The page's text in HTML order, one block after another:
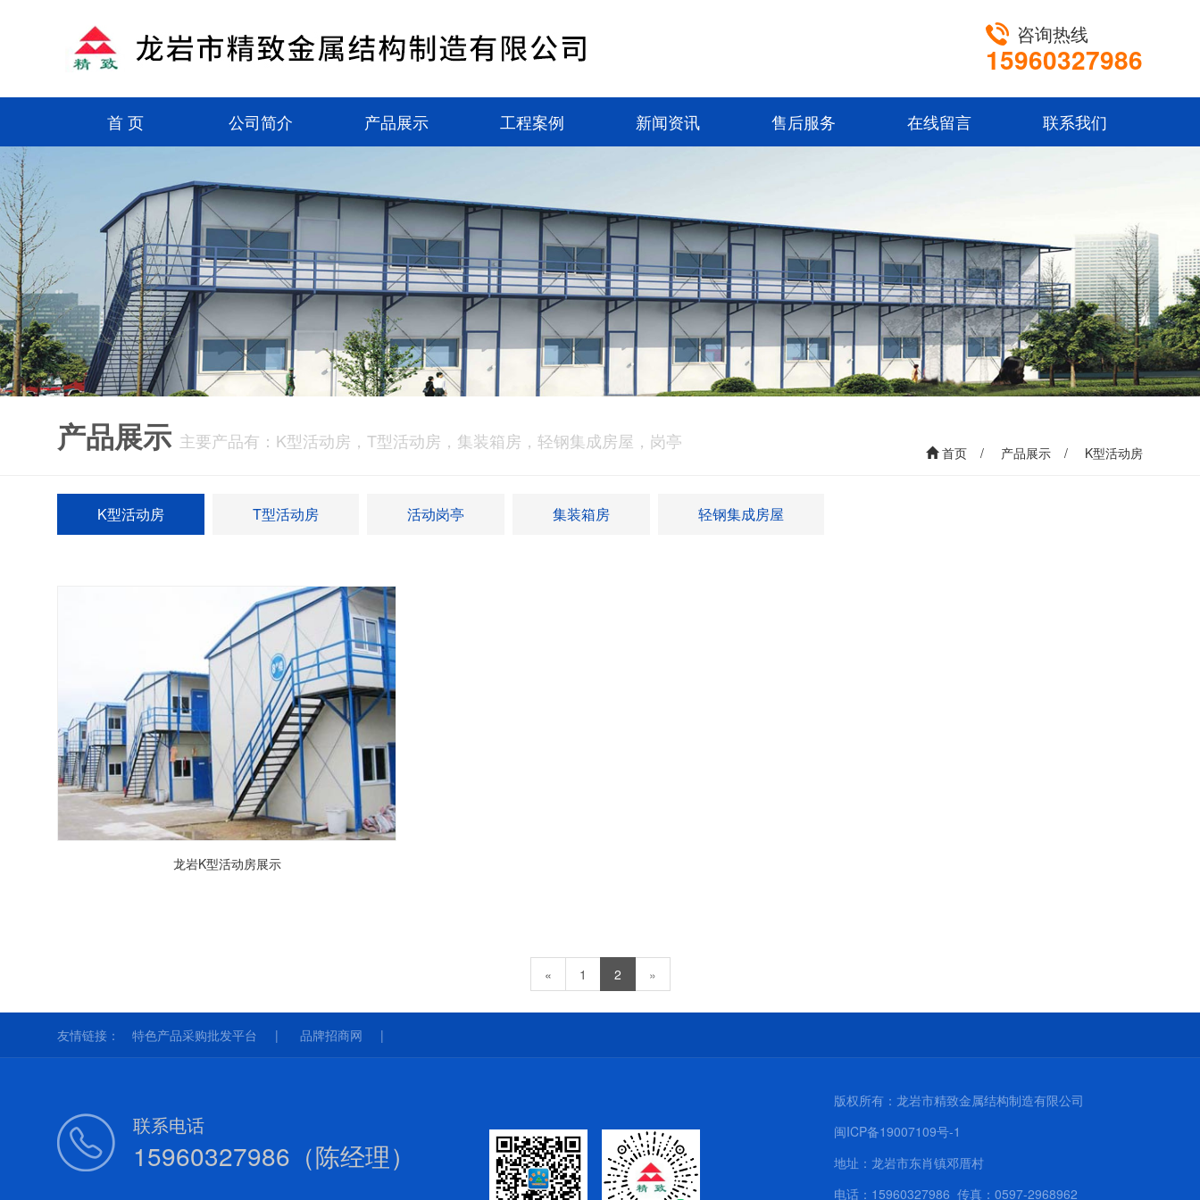
咨询热线
15960327986
首 页 公司简介 产品展示 工程案例 新闻资讯 售后服务 在线留言 联系我们
产品展示 主要产品有：K型活动房，T型活动房，集装箱房，轻钢集成房屋，岗亭
首页 产品展示 K型活动房
K型活动房 T型活动房 活动岗亭 集装箱房 轻钢集成房屋
龙岩K型活动房展示
« 1 2 »
友情链接： 特色产品采购批发平台 品牌招商网
联系电话
15960327986（陈经理）
版权所有：龙岩市精致金属结构制造有限公司
闽ICP备19007109号-1
地址：龙岩市东肖镇邓厝村
电话：15960327986 传真：0597-2968962